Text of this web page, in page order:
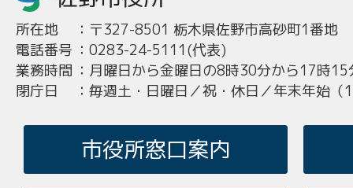
所在地 ： 〒327-8501 栃木県佐野市高砂町1番地
電話番号 ： 0283-24-5111(代表)
業務時間 ： 月曜日から金曜日の8時30分から17時15
閉庁日
： 毎週土・日曜日／祝・休日／年末年始
市役所窓口案内